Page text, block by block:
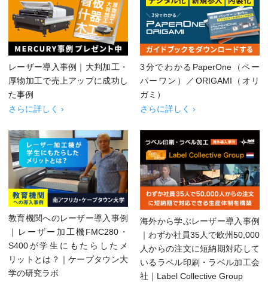
レーザー導入事例｜大判加工・
厚物加工で売上アップに成功し
た事例
さらに詳しく ›
3分でわかるPaperOne（ペー
パーワン）／ORIGAMI（オリ
ガミ）
さらに詳しく ›
教育機関へのレーザー導入事例
｜レーザー加工機FMC280・
S400が学生にもたらしたメ
リットとは？｜ケープタウン大
学の研究ラボ
海外から学ぶレーザー導入事例
｜わずか社員35人で欧州50,000
人からの注文に短納期対応して
いるラベル印刷・ラベル加工会
社｜Label Collective Group